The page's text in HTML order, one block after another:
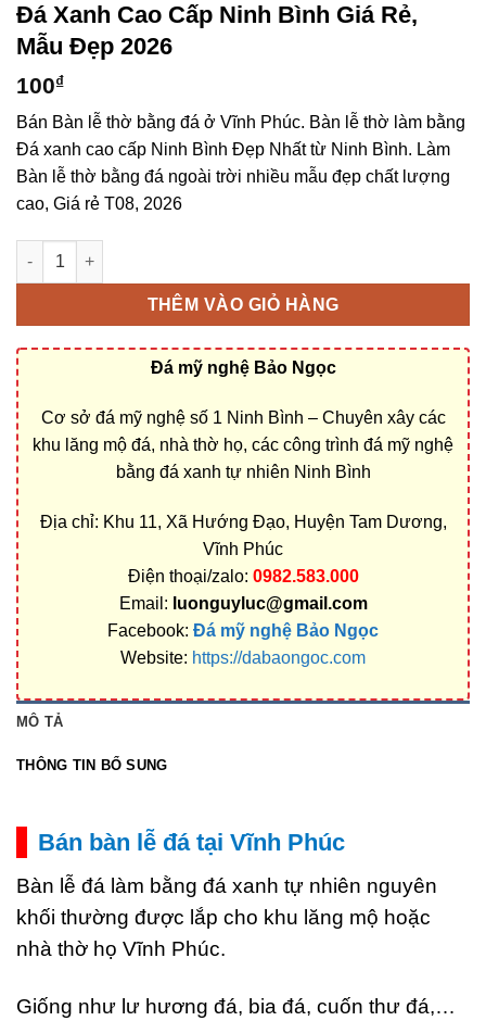
Đá Xanh Cao Cấp Ninh Bình Giá Rẻ,
Mẫu Đẹp 2026
100₫
Bán Bàn lễ thờ bằng đá ở Vĩnh Phúc. Bàn lễ thờ làm bằng
Đá xanh cao cấp Ninh Bình Đẹp Nhất từ Ninh Bình. Làm
Bàn lễ thờ bằng đá ngoài trời nhiều mẫu đẹp chất lượng
cao, Giá rẻ T08, 2026
Bàn lễ đá ngoài trời ở Vĩnh Phúc bằng Đá xanh cao cấp Ninh
THÊM VÀO GIỎ HÀNG
Đá mỹ nghệ Bảo Ngọc
Cơ sở đá mỹ nghệ số 1 Ninh Bình – Chuyên xây các
khu lăng mộ đá, nhà thờ họ, các công trình đá mỹ nghệ
bằng đá xanh tự nhiên Ninh Bình
Địa chỉ: Khu 11, Xã Hướng Đạo, Huyện Tam Dương,
Vĩnh Phúc
Điện thoại/zalo: 0982.583.000
Email: luonguyluc@gmail.com
Facebook: Đá mỹ nghệ Bảo Ngọc
Website: https://dabaongoc.com
MÔ TẢ
THÔNG TIN BỔ SUNG
Bán bàn lễ đá tại Vĩnh Phúc
Bàn lễ đá làm bằng đá xanh tự nhiên nguyên
khối thường được lắp cho khu lăng mộ hoặc
nhà thờ họ Vĩnh Phúc.
Giống như lư hương đá, bia đá, cuốn thư đá,…